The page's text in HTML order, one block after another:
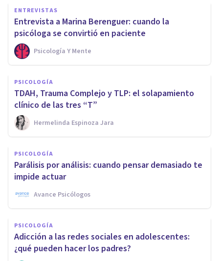
ENTREVISTAS
Entrevista a Marina Berenguer: cuando la
psicóloga se convirtió en paciente
Psicología Y Mente
PSICOLOGÍA
TDAH, Trauma Complejo y TLP: el solapamiento
clínico de las tres “T”
Hermelinda Espinoza Jara
PSICOLOGÍA
Parálisis por análisis: cuando pensar demasiado te
impide actuar
Avance Psicólogos
PSICOLOGÍA
Adicción a las redes sociales en adolescentes:
¿qué pueden hacer los padres?